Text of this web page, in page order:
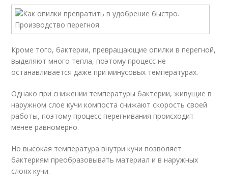
Кроме того, бактерии, превращающие опилки в перегной,
выделяют много тепла, поэтому процесс не
останавливается даже при минусовых температурах.
Однако при снижении температуры бактерии, живущие в
наружном слое кучи компоста снижают скорость своей
работы, поэтому процесс перегнивания происходит
менее равномерно.
Но высокая температура внутри кучи позволяет
бактериям преобразовывать материал и в наружных
слоях кучи.